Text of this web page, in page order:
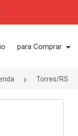
para Comprar
Torres/RS